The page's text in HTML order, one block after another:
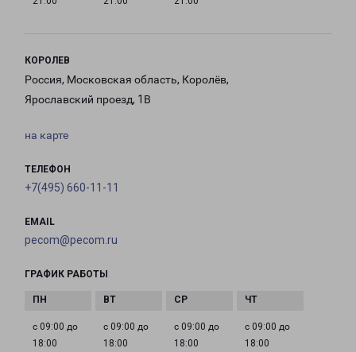
КОРОЛЕВ
Россия, Московская область, Королёв,
Ярославский проезд, 1В
на карте
ТЕЛЕФОН
+7(495) 660-11-11
EMAIL
pecom@pecom.ru
ГРАФИК РАБОТЫ
с 09:00 до
18:00
с 09:00 до
18:00
с 09:00 до
18:00
с 09:00 до
18:00